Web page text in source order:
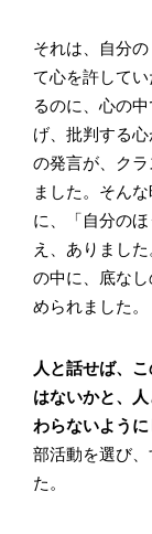
それは、自分
て心を許して
るのに、心の
げ、批判する
の発言が、ク
ました。そん
に、「自分の
え、ありまし
の中に、底な
められました。
人と話せば、
はないかと、
わらないように
部活動を選び
た。